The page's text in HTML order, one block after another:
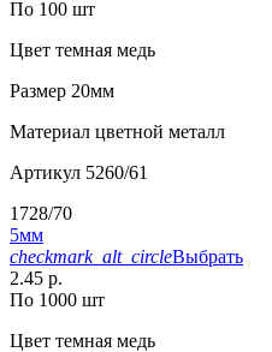
По 100 шт
Цвет темная медь
Размер 20мм
Материал цветной металл
Артикул 5260/61
1728/70
5мм
checkmark_alt_circleВыбрать
2.45 р.
По 1000 шт
Цвет темная медь